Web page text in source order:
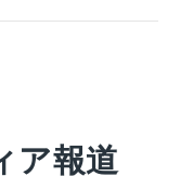
ア報道